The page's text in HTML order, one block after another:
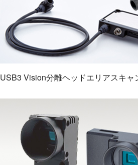
USB3 Vision分離ヘッドエリアスキャ